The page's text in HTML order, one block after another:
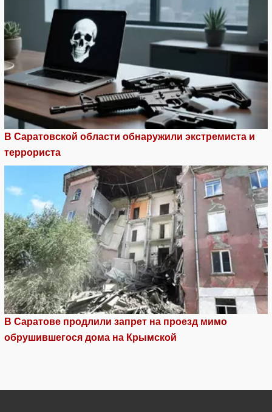
В Саратовской области обнаружили экстремиста и
террориста
В Саратове продлили запрет на проезд мимо
обрушившегося дома на Крымской